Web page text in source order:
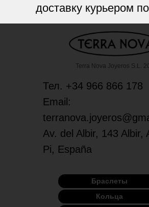
доставку курьером
Terra Nova Joyeros S.L.
Браслеты
Кольца
Тел. +34 966 866 178
Email:
Av. del Albir, 143 Albir,
Pi, España